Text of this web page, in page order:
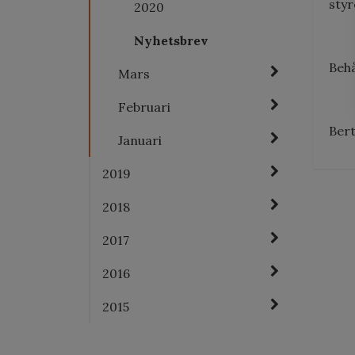
2020
Nyhetsbrev
Mars
Februari
Januari
2019
2018
2017
2016
2015